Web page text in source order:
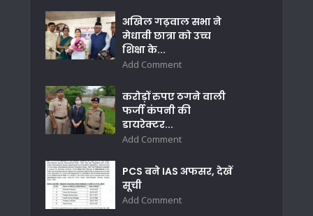
अखिल गढ़वाल सभा ने
मेधावी छात्रा को उच्च
शिक्षा के...
Add Comment
करोड़ों रुपए ठगने वाली
फर्जी कंपनी की
डायरेक्टर...
Add Comment
PCS बने IAS अफसर, देखें
सूची
Add Comment